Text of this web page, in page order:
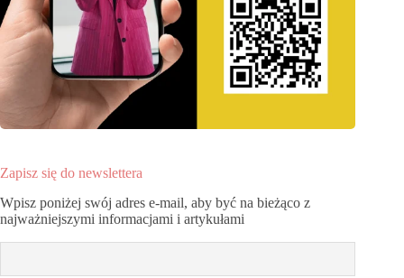
Zapisz się do newslettera
Wpisz poniżej swój adres e-mail, aby być na bieżąco z
najważniejszymi informacjami i artykułami